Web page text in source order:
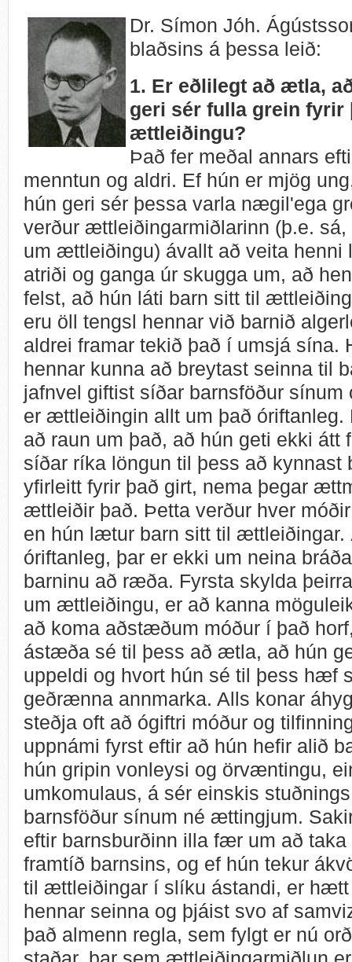
Dr. Símon Jóh.
blaðsins á þessa leið:
1. Er eðlilegt að ætla,
geri sér fulla grein fyrir
ættleiðingu?
Það fer meðal annars
menntun og aldri. Ef hún er mjög
hún geri sér þessa varla nægil'ega
verður ættleiðingarmiðlarinn (þ.e.
um ættleiðingu) ávallt að veita henni
atriði og ganga úr skugga um, að
felst, að hún láti barn sitt til
eru öll tengsl hennar við barnið
aldrei framar tekið það í umsjá sína.
hennar kunna að breytast seinna til
jafnvel giftist síðar barnsföður
er ættleiðingin allt um það
að raun um það, að hún geti ekki átt
síðar ríka löngun til þess að kynnast
yfirleitt fyrir það girt, nema þegar
ættleiðir það. Þetta verður hver
en hún lætur barn sitt til
óriftanleg, þar er ekki um neina
barninu að ræða. Fyrsta skylda
um ættleiðingu, er að kanna
að koma aðstæðum móður í það
ástæða sé til þess að ætla, að hún
uppeldi og hvort hún sé til þess hæf
geðrænna annmarka. Alls konar
steðja oft að ógiftri móður og
uppnámi fyrst eftir að hún hefir alið
hún gripin vonleysi og örvæntingu,
umkomulaus, á sér einskis
barnsföður sínum né ættingjum.
eftir barnsburðinn illa fær um að
framtíð barnsins, og ef hún tekur
til ættleiðingar í slíku ástandi, er hætt
hennar seinna og þjáist svo af
það almenn regla, sem fylgt er nú